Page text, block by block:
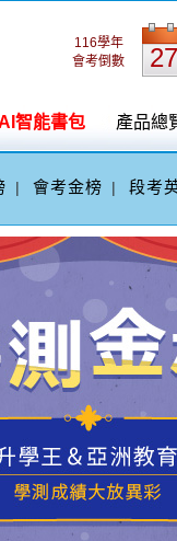
智能書包 產品總
116學年
會考倒數
| 會考金榜 | 段考